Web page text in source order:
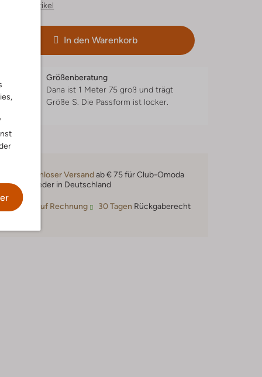
Artikel
In den Warenkorb
Größenberatung
Dana ist 1 Meter 75 groß und trägt
Größe S. Die Passform ist locker.
Kostenloser Versandab € 75 für Club-Omoda
Mitglieder in Deutschland
Kauf auf Rechnung 30 Tagen Rückgaberecht